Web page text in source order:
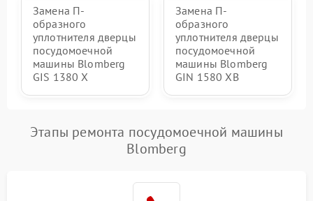
Замена П-
образного
уплотнителя дверцы
посудомоечной
машины Blomberg
GIS 1380 X
Замена П-
образного
уплотнителя дверцы
посудомоечной
машины Blomberg
GIN 1580 XB
Этапы ремонта посудомоечной машины
Blomberg